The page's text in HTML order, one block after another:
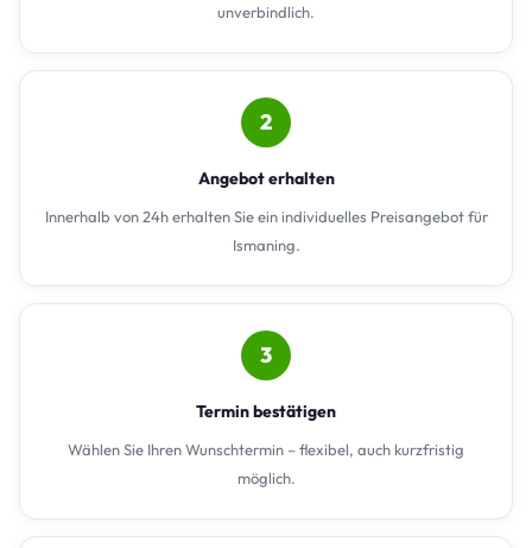
unverbindlich.
2
Angebot erhalten
Innerhalb von 24h erhalten Sie ein individuelles Preisangebot für
Ismaning.
3
Termin bestätigen
Wählen Sie Ihren Wunschtermin – flexibel, auch kurzfristig
möglich.